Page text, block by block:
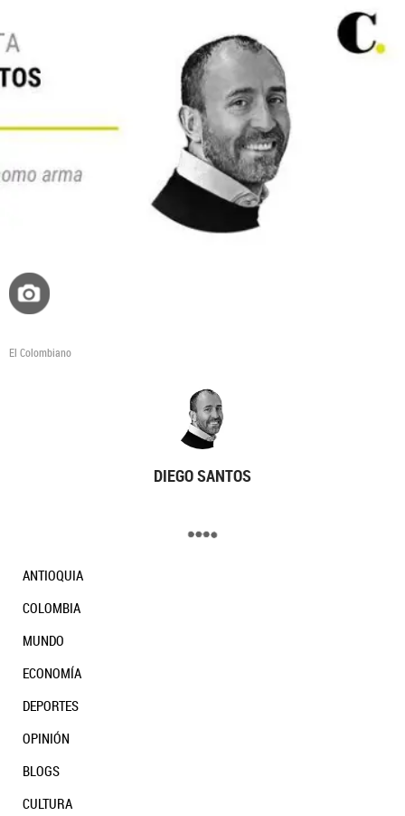
El Colombiano
DIEGO SANTOS
ANTIOQUIA
COLOMBIA
MUNDO
ECONOMÍA
DEPORTES
OPINIÓN
BLOGS
CULTURA